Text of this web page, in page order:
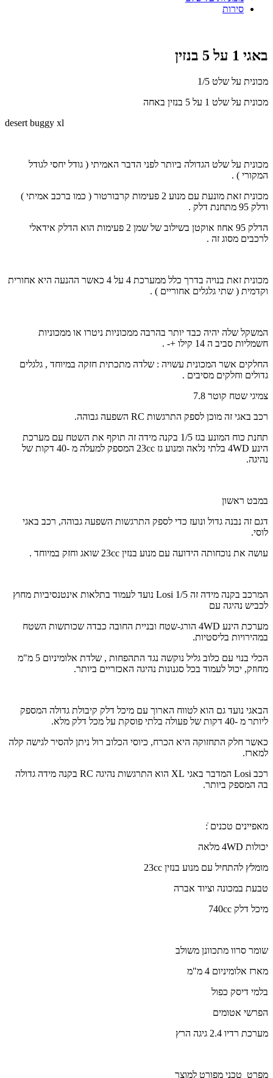
סירות
באגי 1 על 5 בנזין
מכונית על שלט 1/5
מכונית על שלט 1 על 5 בנזין באחה
desert buggy xl
מכונית על שלט הגדולה ביותר לפני הדבר האמיתי ( גודל יחסי לגודל
המקורי ) .
מכונית זאת מונעת עם מנוע 2 פעימות קרבורטור ( כמו ברכב אמיתי )
ודלק 95 מתחנת דלק .
הדלק 95 אחוז אוקטן בשילוב של שמן 2 פעימות הוא הדלק אידאלי
לרכבים מסוג זה .
מכונית זאת בנויה בדרך כלל ממערכת 4 על 4 כאשר ההנעה היא אחורית
וקדמית ( שתי גלגלים אחוריים ) .
המשקל שלה יהיה כבד יותר בהרבה ממכוניות ניטרו או ממכוניות
חשמליות סביב ה 14 קילו +- .
החלקים אשר המכונית עשויה : שלדה מתכתית חזקה במיוחד , גלגלים
גדולים וחלקים מסיבים .
צמיגי שטח קוטר 7.8
רכב באגי זה מוכן לספק התרגשות RC השפעה גבוהה.
תחנת כוח המונע בגז 1/5 בקנה מידה זה תוקף את השטח עם מערכת
הינע 4WD בלתי נלאה ומנוע גז 23cc המספק למעלה מ -40 דקות של
נהיגה.
במבט ראשון
דגם זה נבנה גדול ונועז כדי לספק התרגשות השפעה גבוהה, רכב באגי
לוסי.
עושה את נוכחותה הידועה עם מנוע בנזין 23cc שואג וחזק במיוחד .
המרכב בקנה מידה זה Losi 1/5 נועד לעמוד בתלאות אינטנסיביות מחוץ
לכביש נהיגה עם
מערכת הינע 4WD הורג-שטח ובניית החובה כבדה שכותשות השטח
במהירויות בליסטיות.
הכלי בנוי עם כלוב גליל נוקשה נגד התהפחות , שלדת אלומיניום 5 מ"מ
מחוזק, יכול לעמוד בכל סגנונות נהיגה האכזריים ביותר.
הבאגי נועד גם הוא לטווח הארוך עם מיכל דלק קיבולת גדולה המספק
ליותר מ -40 דקות של פעולה בלתי פוסקת על מכל דלק מלא.
כאשר חלק התחזוקה היא הכרח, כיוסי הכלוב רול ניתן להסיר לגישה קלה
למארז.
רכב Losi המדבר באגי XL הוא התרגשות נהיגה RC בקנה מידה גדולה
בה המספק ביותר.
מאפיינים טכנים ֿ:
יכולות 4WD מלאה
מומלץ להתחיל עם מנוע בנזין 23cc
טבעת במכונה וציוד אברה
מיכל דלק 740cc
שומר סרוו מתכוונן משולב
מארז אלומיניום 4 מ"מ
בלמי דיסק כפול
הפרשי אטומים
מערכת רדיו 2.4 גיגה הרץ
מפרט טכני מפורט למוצר